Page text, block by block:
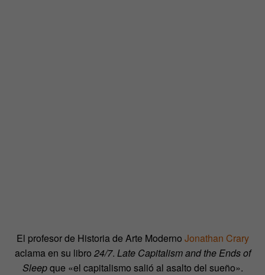
El profesor de Historia de Arte Moderno Jonathan Crary
aclama en su libro 24/7. Late Capitalism and the Ends of
Sleepque «el capitalismo salió al asalto del sueño».